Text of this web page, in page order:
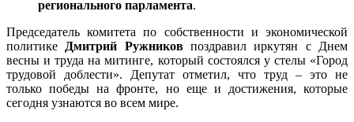
регионального парламента.
Председатель комитета по собственности и экономической
политике Дмитрий Ружниковпоздравил иркутян с Днем
весны и труда на митинге, который состоялся у стелы «Город
трудовой доблести». Депутат отметил, что труд – это не
только победы на фронте, но еще и достижения, которые
сегодня узнаются во всем мире.